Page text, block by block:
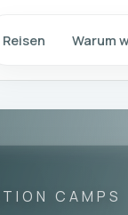
Reisen Warum
CAMPS